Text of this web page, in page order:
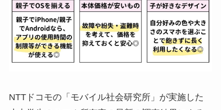
NTTドコモの「モバイル社会研究所」が実施した